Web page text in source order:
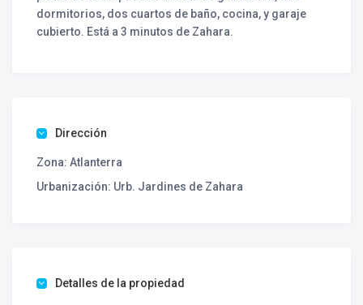
dormitorios, dos cuartos de baño, cocina, y garaje
cubierto. Está a 3 minutos de Zahara.
Dirección
Zona: Atlanterra
Urbanización: Urb. Jardines de Zahara
Detalles de la propiedad